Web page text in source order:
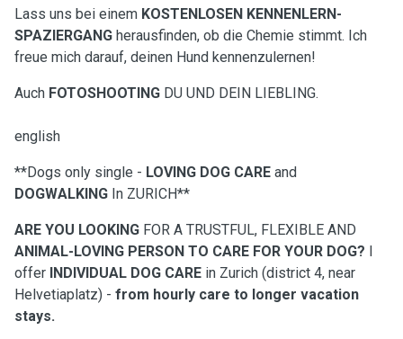
Lass uns bei einem KOSTENLOSEN KENNENLERN-
SPAZIERGANG herausfinden, ob die Chemie stimmt. Ich
freue mich darauf, deinen Hund kennenzulernen!
Auch FOTOSHOOTING DU UND DEIN LIEBLING.
english
**Dogs only single - LOVING DOG CARE and
DOGWALKING In ZURICH**
ARE YOU LOOKING FOR A TRUSTFUL, FLEXIBLE AND
ANIMAL-LOVING PERSON TO CARE FOR YOUR DOG? I
offer INDIVIDUAL DOG CARE in Zurich (district 4, near
Helvetiaplatz) - from hourly care to longer vacation
stays.